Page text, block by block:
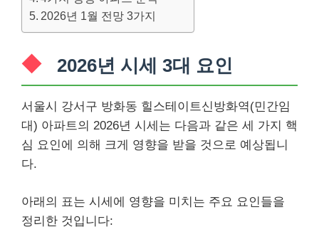
2026년 1월 전망 3가지
2026년 시세 3대 요인
서울시 강서구 방화동 힐스테이트신방화역(민간임
대) 아파트의 2026년 시세는 다음과 같은 세 가지 핵
심 요인에 의해 크게 영향을 받을 것으로 예상됩니
다.
아래의 표는 시세에 영향을 미치는 주요 요인들을
정리한 것입니다: